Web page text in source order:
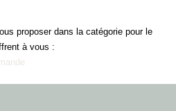
Actualités
Clients
proposer dans la catégorie pour le
à vous :